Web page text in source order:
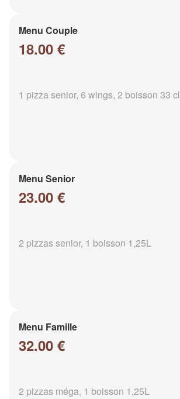
Menu Couple
18.00 €
1 pizza senior, 6 wings, 2 boisson 33 cl
Menu Senior
23.00 €
2 pizzas senior, 1 boisson 1,25L
Menu Famille
32.00 €
2 pizzas méga, 1 boisson 1,25L